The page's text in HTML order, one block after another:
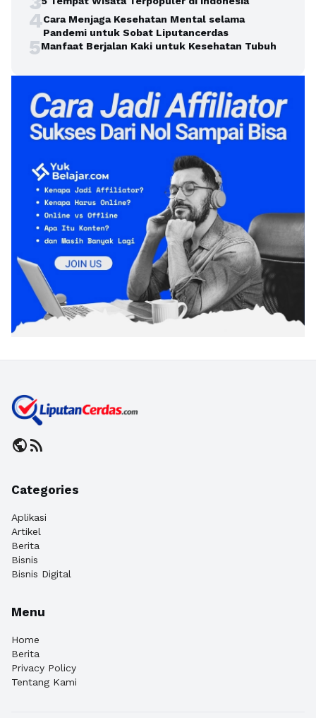
4Cara Menjaga Kesehatan Mental selama
Pandemi untuk Sobat Liputancerdas
5Manfaat Berjalan Kaki untuk Kesehatan Tubuh
publicrss_feed
Categories
Aplikasi
Artikel
Berita
Bisnis
Bisnis Digital
Menu
Home
Berita
Privacy Policy
Tentang Kami